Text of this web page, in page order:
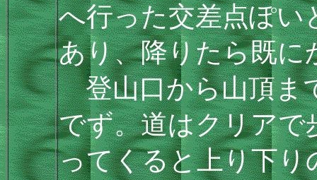
へ行った交差点ぽい
あり、降りたら既に
登山口から山頂ま
でず。道はクリアで
ってくると上り下り